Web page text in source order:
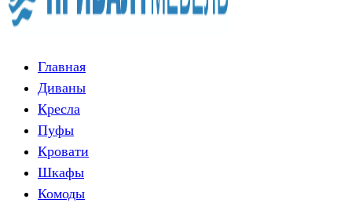
Главная
Диваны
Кресла
Пуфы
Кровати
Шкафы
Комоды